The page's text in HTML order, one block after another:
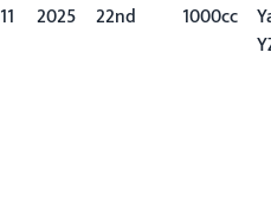
11
2025 22nd 1000cc